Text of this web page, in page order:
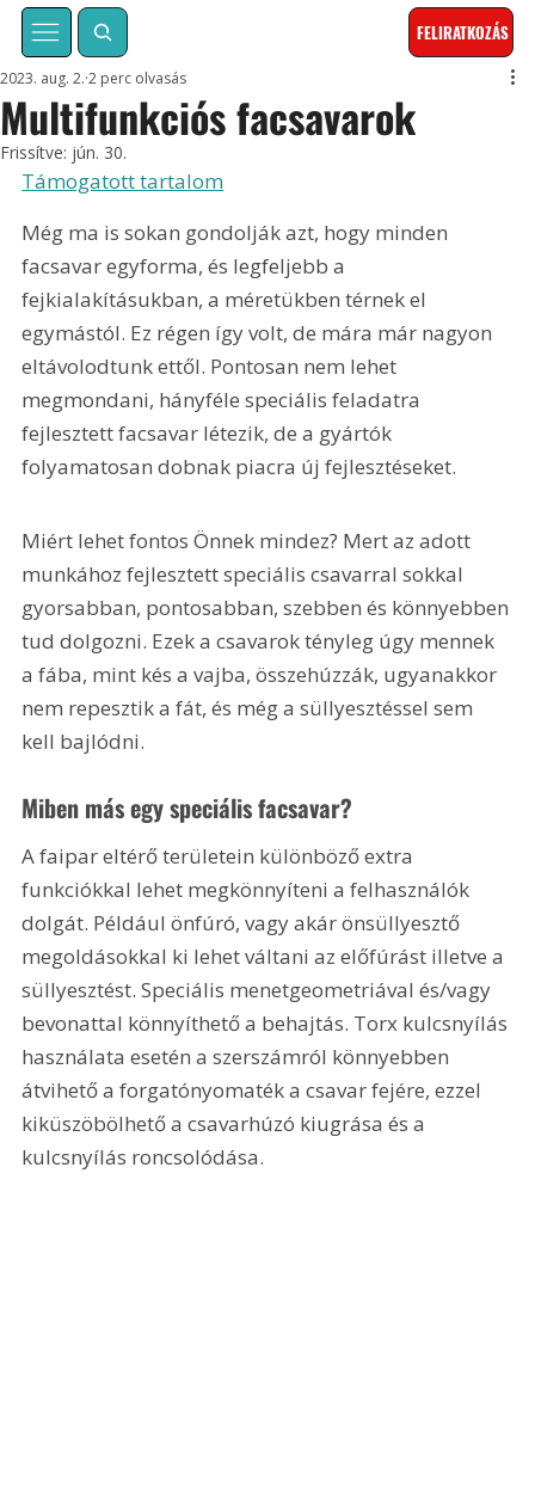
FELIRATKOZÁS
Multifunkciós facsavarok
2023. aug. 2. 2 perc olvasás
Frissítve: jún. 30.
Támogatott tartalom
Még ma is sokan gondolják azt, hogy minden
facsavar egyforma, és legfeljebb a
fejkialakításukban, a méretükben térnek el
egymástól. Ez régen így volt, de mára már nagyon
eltávolodtunk ettől. Pontosan nem lehet
megmondani, hányféle speciális feladatra
fejlesztett facsavar létezik, de a gyártók
folyamatosan dobnak piacra új fejlesztéseket.
Miért lehet fontos Önnek mindez? Mert az adott
munkához fejlesztett speciális csavarral sokkal
gyorsabban, pontosabban, szebben és könnyebben
tud dolgozni. Ezek a csavarok tényleg úgy mennek
a fába, mint kés a vajba, összehúzzák, ugyanakkor
nem repesztik a fát, és még a süllyesztéssel sem
kell bajlódni.
Miben más egy speciális facsavar?
A faipar eltérő területein különböző extra
funkciókkal lehet megkönnyíteni a felhasználók
dolgát. Például önfúró, vagy akár önsüllyesztő
megoldásokkal ki lehet váltani az előfúrást illetve a
süllyesztést. Speciális menetgeometriával és/vagy
bevonattal könnyíthető a behajtás. Torx kulcsnyílás
használata esetén a szerszámról könnyebben
átvihető a forgatónyomaték a csavar fejére, ezzel
kiküszöbölhető a csavarhúzó kiugrása és a
kulcsnyílás roncsolódása.